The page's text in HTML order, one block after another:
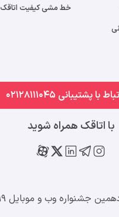
خط مشی کیفیت اتاقک
با پشتیبانی 02128111045
با اتاقک همراه شوید
جشنواره وب و موبایل ۹۹